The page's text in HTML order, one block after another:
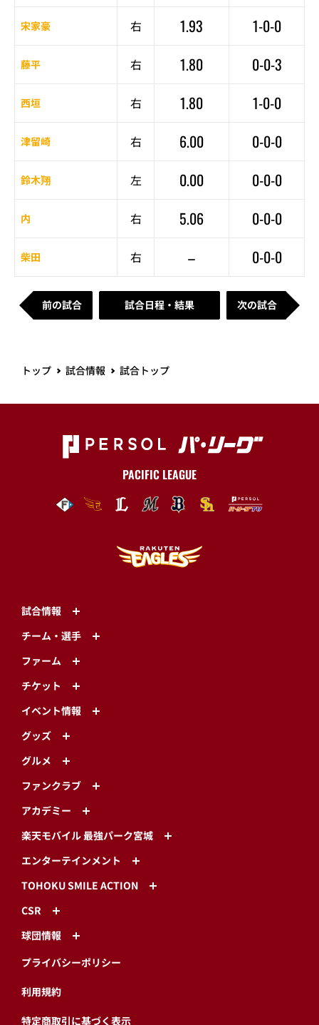
宋家豪 右 1.93 1-0-0
藤平 右 1.80 0-0-3
西垣 右 1.80 1-0-0
津留崎 右 6.00 0-0-0
鈴木翔 左 0.00 0-0-0
内 右 5.06 0-0-0
柴田 右 – 0-0-0
前の試合 試合日程・結果 次の試合
トップ 試合情報 試合トップ
PACIFIC LEAGUE
試合情報
チーム・選手
ファーム
チケット
イベント情報
グッズ
グルメ
ファンクラブ
アカデミー
楽天モバイル 最強パーク宮城
エンターテインメント
TOHOKU SMILE ACTION
CSR
球団情報
プライバシーポリシー
利用規約
特定商取引に基づく表示